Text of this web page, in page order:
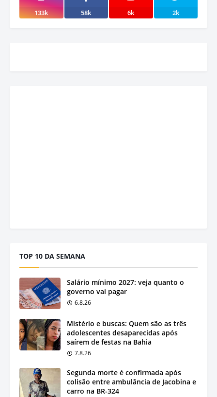
133k 58k 6k 2k
TOP 10 DA SEMANA
Salário mínimo 2027: veja quanto o
governo vai pagar
6.8.26
Mistério e buscas: Quem são as três
adolescentes desaparecidas após
saírem de festas na Bahia
7.8.26
Segunda morte é confirmada após
colisão entre ambulância de Jacobina e
carro na BR-324